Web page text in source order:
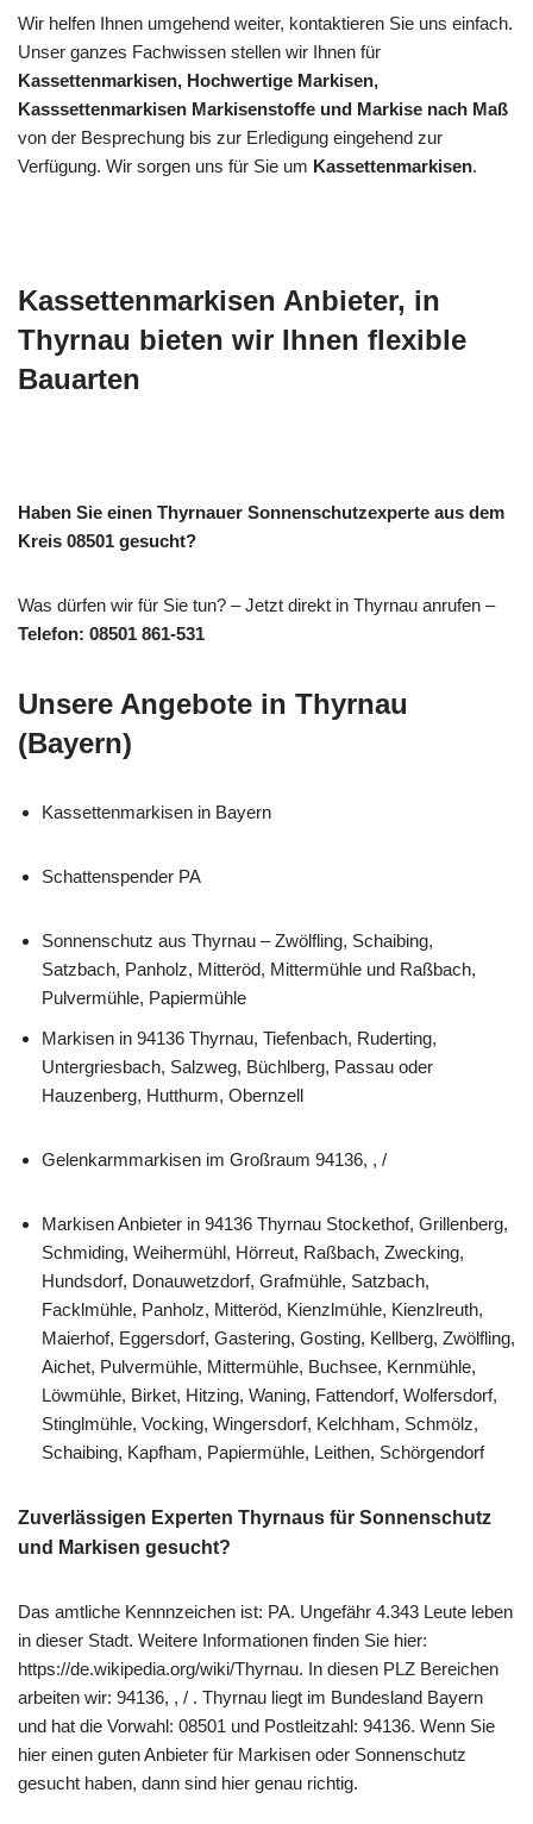
Wir helfen Ihnen umgehend weiter, kontaktieren Sie uns einfach.
Unser ganzes Fachwissen stellen wir Ihnen für
Kassettenmarkisen, Hochwertige Markisen,
Kasssettenmarkisen Markisenstoffe und Markise nach Maß
von der Besprechung bis zur Erledigung eingehend zur
Verfügung. Wir sorgen uns für Sie um Kassettenmarkisen.
Kassettenmarkisen Anbieter, in
Thyrnau bieten wir Ihnen flexible
Bauarten
Haben Sie einen Thyrnauer Sonnenschutzexperte aus dem
Kreis 08501 gesucht?
Was dürfen wir für Sie tun? – Jetzt direkt in Thyrnau anrufen –
Telefon: 08501 861-531
Unsere Angebote in Thyrnau
(Bayern)
Kassettenmarkisen in Bayern
Schattenspender PA
Sonnenschutz aus Thyrnau – Zwölfling, Schaibing,
Satzbach, Panholz, Mitteröd, Mittermühle und Raßbach,
Pulvermühle, Papiermühle
Markisen in 94136 Thyrnau, Tiefenbach, Ruderting,
Untergriesbach, Salzweg, Büchlberg, Passau oder
Hauzenberg, Hutthurm, Obernzell
Gelenkarmmarkisen im Großraum 94136, , /
Markisen Anbieter in 94136 Thyrnau Stockethof, Grillenberg,
Schmiding, Weihermühl, Hörreut, Raßbach, Zwecking,
Hundsdorf, Donauwetzdorf, Grafmühle, Satzbach,
Facklmühle, Panholz, Mitteröd, Kienzlmühle, Kienzlreuth,
Maierhof, Eggersdorf, Gastering, Gosting, Kellberg, Zwölfling,
Aichet, Pulvermühle, Mittermühle, Buchsee, Kernmühle,
Löwmühle, Birket, Hitzing, Waning, Fattendorf, Wolfersdorf,
Stinglmühle, Vocking, Wingersdorf, Kelchham, Schmölz,
Schaibing, Kapfham, Papiermühle, Leithen, Schörgendorf
Zuverlässigen Experten Thyrnaus für Sonnenschutz
und Markisen gesucht?
Das amtliche Kennnzeichen ist: PA. Ungefähr 4.343 Leute leben
in dieser Stadt. Weitere Informationen finden Sie hier:
https://de.wikipedia.org/wiki/Thyrnau. In diesen PLZ Bereichen
arbeiten wir: 94136, , / . Thyrnau liegt im Bundesland Bayern
und hat die Vorwahl: 08501 und Postleitzahl: 94136. Wenn Sie
hier einen guten Anbieter für Markisen oder Sonnenschutz
gesucht haben, dann sind hier genau richtig.